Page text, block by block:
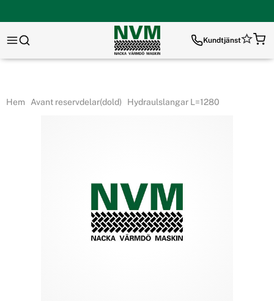
Kundtjänst
Hem Avant reservdelar(dold) Hydraulslangar L=1280